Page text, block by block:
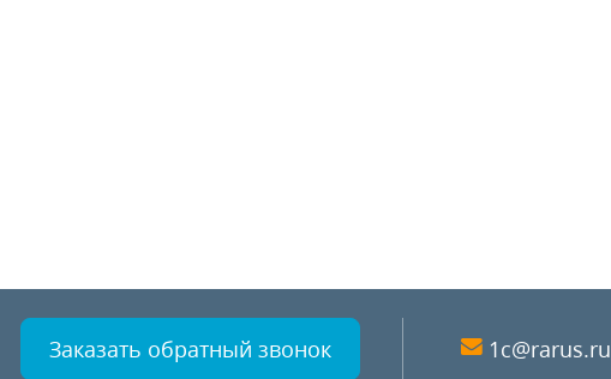
Заказать обратный звонок 1c@rarus.ru